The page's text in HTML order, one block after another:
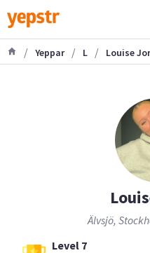
/ Yeppar / L / Louise
Älvsjö,
Level 7